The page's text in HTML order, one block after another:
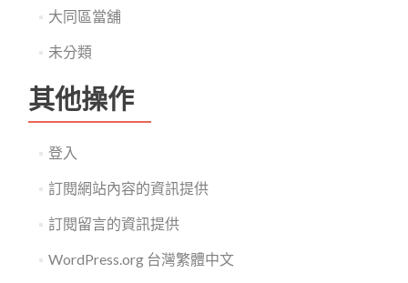
大同區當舖
未分類
其他操作
登入
訂閱網站內容的資訊提供
訂閱留言的資訊提供
WordPress.org 台灣繁體中文